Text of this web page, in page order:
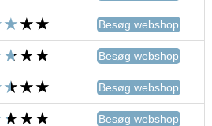
Besøg webshop
Besøg webshop
Besøg webshop
Besøg webshop